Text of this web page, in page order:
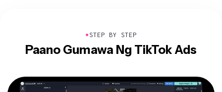
●STEP BY STEP
Paano Gumawa Ng TikTok Ads